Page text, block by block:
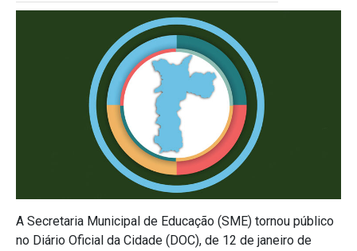
A Secretaria Municipal de Educação (SME) tornou público
no Diário Oficial da Cidade (DOC), de 12 de janeiro de